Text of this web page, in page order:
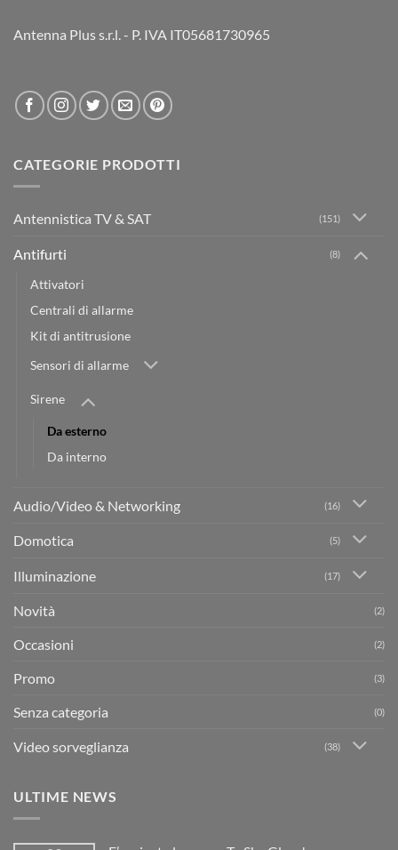
Antenna Plus s.r.l. - P. IVA IT05681730965
CATEGORIE PRODOTTI
Antennistica TV & SAT (151)
Antifurti (8)
Attivatori
Centrali di allarme
Kit di antitrusione
Sensori di allarme
Sirene
Da esterno
Da interno
Audio/Video & Networking (16)
Domotica (5)
Illuminazione (17)
Novità (2)
Occasioni (2)
Promo (3)
Senza categoria (0)
Video sorveglianza (38)
ULTIME NEWS